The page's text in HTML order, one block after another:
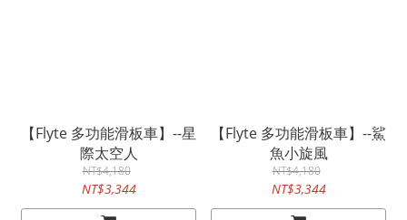
【Flyte 多功能滑板車】--星
際太空人
NT$4,180
NT$3,344
【Flyte 多功能滑板車】--鯊
魚小旋風
NT$4,180
NT$3,344